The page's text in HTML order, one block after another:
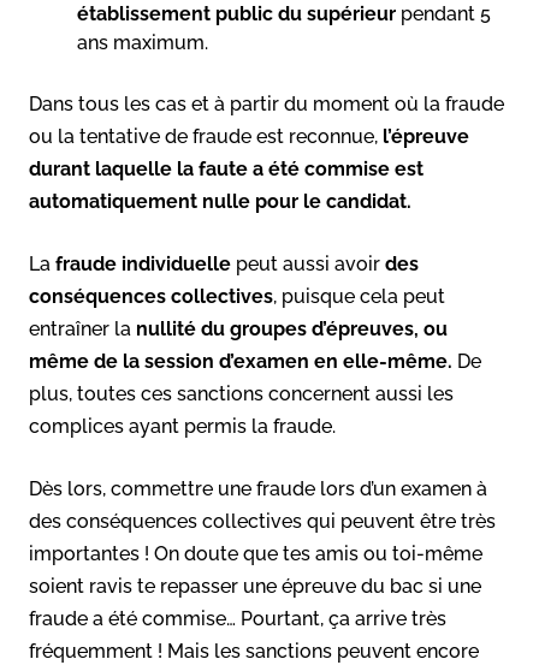
établissement public du supérieur pendant 5
ans maximum.
Dans tous les cas et à partir du moment où la fraude
ou la tentative de fraude est reconnue, l’épreuve
durant laquelle la faute a été commise est
automatiquement nulle pour le candidat.
La fraude individuelle peut aussi avoir des
conséquences collectives, puisque cela peut
entraîner la nullité du groupes d’épreuves, ou
même de la session d’examen en elle-même. De
plus, toutes ces sanctions concernent aussi les
complices ayant permis la fraude.
Dès lors, commettre une fraude lors d’un examen à
des conséquences collectives qui peuvent être très
importantes ! On doute que tes amis ou toi-même
soient ravis te repasser une épreuve du bac si une
fraude a été commise… Pourtant, ça arrive très
fréquemment ! Mais les sanctions peuvent encore